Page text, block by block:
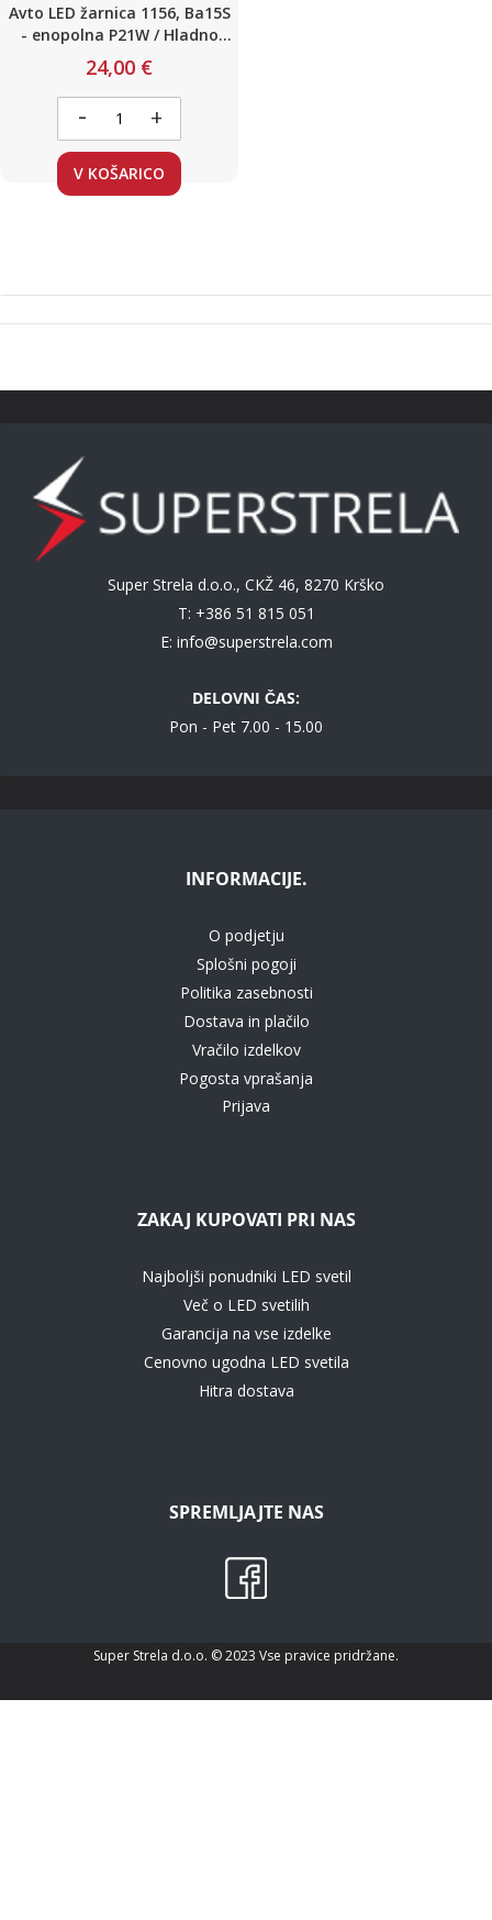
Avto LED žarnica 1156, Ba15S
- enopolna P21W / Hladno
bela / 42 LED / 12-24V Canbus
2x
24,00 €
- +
V KOŠARICO
Super Strela d.o.o., CKŽ 46, 8270 Krško
T: +386 51 815 051
E: info@superstrela.com
DELOVNI ČAS:
Pon - Pet 7.00 - 15.00
INFORMACIJE.
O podjetju
Splošni pogoji
Politika zasebnosti
Dostava in plačilo
Vračilo izdelkov
Pogosta vprašanja
Prijava
ZAKAJ KUPOVATI PRI NAS
Najboljši ponudniki LED svetil
Več o LED svetilih
Garancija na vse izdelke
Cenovno ugodna LED svetila
Hitra dostava
SPREMLJAJTE NAS
Super Strela d.o.o. © 2023 Vse pravice pridržane.